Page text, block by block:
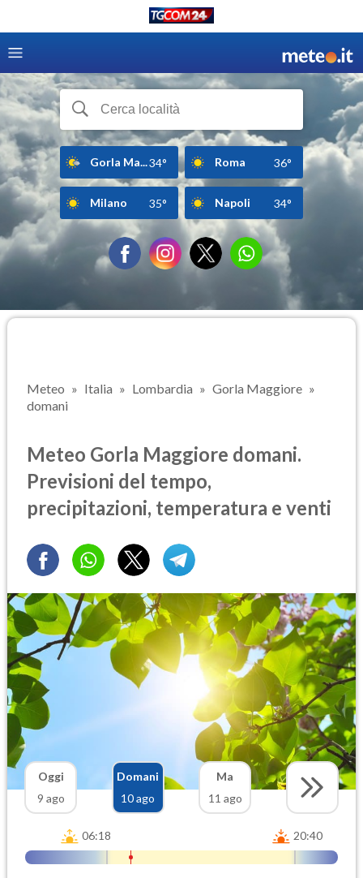
Gorla Ma...34° Roma 36°
Milano 35° Napoli 34°
Meteo Italia Lombardia
Gorla Maggiore
domani
Meteo Gorla Maggiore domani.
Previsioni del tempo,
precipitazioni, temperatura e venti
Oggi
9 ago
Domani
10 ago
Ma
11 ago
06:18 20:40